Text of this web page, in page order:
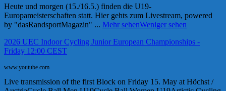
Heute und morgen (15./16.5.) finden die U19-
Europameisterschaften statt. Hier gehts zum Livestream, powered
by "dasRandsportMagazin" ... Mehr sehenWeniger sehen
2026 UEC Indoor Cycling Junior European Championships -
Friday 12:00 CEST
www.youtube.com
Live transmission of the first Block on Friday 15. May at Höchst /